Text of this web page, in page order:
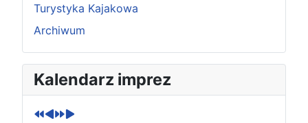
Turystyka Kajakowa
Archiwum
Kalendarz imprez
P
o
p
r
P
o
p
r
N
a
s
t
N
a
s
t